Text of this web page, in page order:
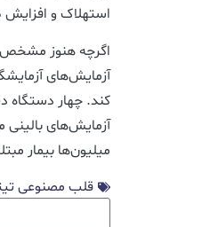
استهلاک و
اگرچه هنوز مشخص
آزمایش‌های
کند. چهار دستگاه
آزمایش‌های
میلیون‌ها بیمار
قلب مصنوعی